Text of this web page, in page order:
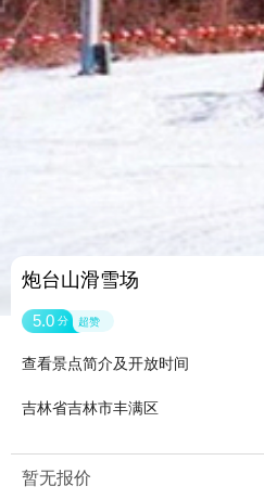
炮台山滑雪场
5.0 分 超赞
查看景点简介及开放时间
吉林省吉林市丰满区
暂无报价